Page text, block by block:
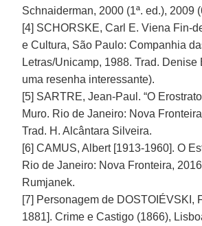
Schnaiderman, 2000 (1ª. ed.), 2009
[4] SCHORSKE, Carl E. Viena Fin-
e Cultura, São Paulo: Companhia
Letras/Unicamp, 1988. Trad. Denise
uma resenha interessante).
[5] SARTRE, Jean-Paul. “O
Muro. Rio de Janeiro: Nova
Trad. H. Alcântara Silveira.
[6] CAMUS, Albert [1913-1960]. O
Rio de Janeiro: Nova Fronteira,
Rumjanek.
[7] Personagem de DOSTOIÉVSKI,
1881]. Crime e Castigo (1866),